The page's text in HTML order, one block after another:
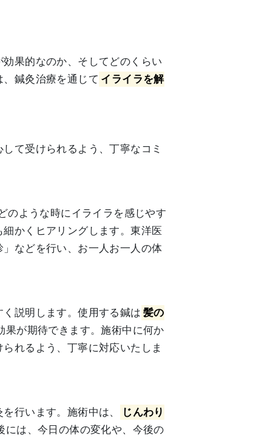
果的なのか、そしてどのくらい
鍼灸治療を通じて イライラを解
て受けられるよう、丁寧なコミ
のような時にイライラを感じやす
かくヒアリングします。東洋医
などを行い、お一人お一人の体
説明します。使用する鍼は 髪の
果が期待できます。施術中に何か
れるよう、丁寧に対応いたしま
行います。施術中は、
じんわり
には、今日の体の変化や、今後の